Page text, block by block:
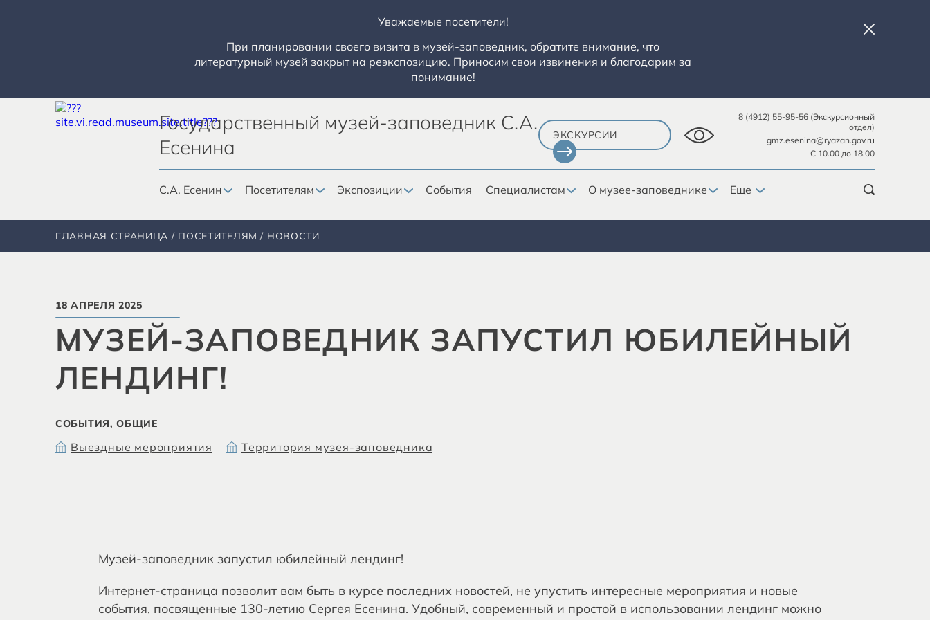
Уважаемые посетители!
При планировании своего визита в музей-заповедник, обратите внимание, что
литературный музей закрыт на реэкспозицию. Приносим свои извинения и благодарим за
понимание!
Государственный музей-заповедник С.А.
Есенина
ЭКСКУРСИИ
8 (4912) 55-95-56 (Экскурсионный
отдел)
gmz.esenina@ryazan.gov.ru
С 10.00 до 18.00
С.А. Есенин Посетителям Экспозиции События Специалистам О музее-заповеднике Еще
ГЛАВНАЯ СТРАНИЦА ПОСЕТИТЕЛЯМ НОВОСТИ
18 АПРЕЛЯ 2025
МУЗЕЙ-ЗАПОВЕДНИК ЗАПУСТИЛ ЮБИЛЕЙНЫЙ
ЛЕНДИНГ!
СОБЫТИЯ, ОБЩИЕ
Выездные мероприятия Территория музея-заповедника
Музей-заповедник запустил юбилейный лендинг!
Интернет-страница позволит вам быть в курсе последних новостей, не упустить интересные мероприятия и новые
события, посвященные 130-летию Сергея Есенина. Удобный, современный и простой в использовании лендинг можно